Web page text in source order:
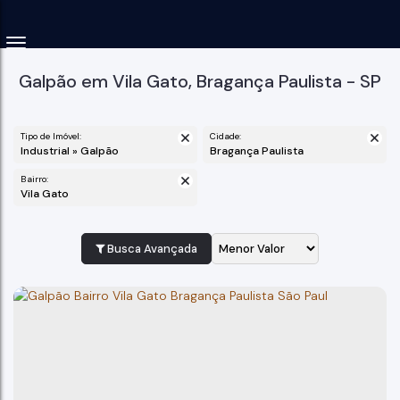
Galpão em Vila Gato, Bragança Paulista - SP
Tipo de Imóvel:
Industrial » Galpão
Cidade:
Bragança Paulista
Bairro:
Vila Gato
Busca Avançada